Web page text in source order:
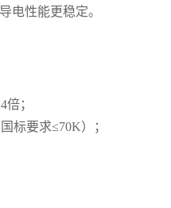
电性能更稳定。
；
标要求≤70K）；